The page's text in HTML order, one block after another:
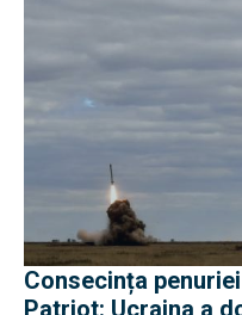
Consecința